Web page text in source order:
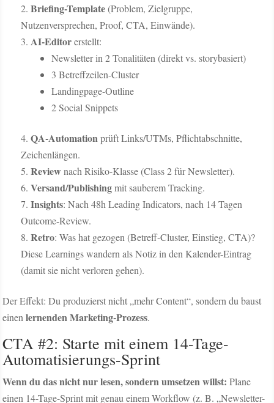
Briefing-Template(Problem, Zielgruppe,
Nutzenversprechen, Proof, CTA, Einwände).
AI-Editorerstellt:
Newsletter in 2 Tonalitäten (direkt vs. storybasiert)
3 Betreffzeilen-Cluster
Landingpage-Outline
2 Social Snippets
QA-Automationprüft Links/UTMs, Pflichtabschnitte,
Zeichenlängen.
Review nach Risiko-Klasse (Class 2 für Newsletter).
Versand/Publishingmit sauberem Tracking.
Insights: Nach 48h Leading Indicators, nach 14 Tagen
Outcome-Review.
Retro: Was hat gezogen (Betreff-Cluster, Einstieg, CTA)?
Diese Learnings wandern als Notiz in den Kalender-Eintrag
(damit sie nicht verloren gehen).
Der Effekt: Du produzierst nicht „mehr Content“, sondern du baust
einenlernenden Marketing-Prozess.
CTA #2: Starte mit einem 14-Tage-
Automatisierungs-Sprint
Wenn du das nicht nur lesen, sondern umsetzen willst: Plane
einen 14-Tage-Sprint mit genau einem Workflow (z. B. „Newsletter-